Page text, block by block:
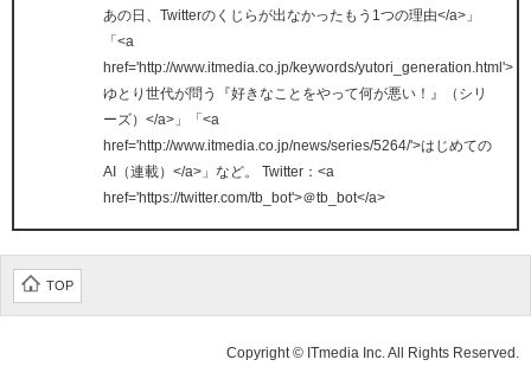
あの日、Twitterのくじらが出なかったもう1つの理由</a>」
「<a
href='http://www.itmedia.co.jp/keywords/yutori_generation.html'>
ゆとり世代が問う『好きなことをやって何が悪い！』（シリ
ーズ）</a>」「<a
href='http://www.itmedia.co.jp/news/series/5264/'>はじめての
AI（連載）</a>」など。 Twitter：<a
href='https://twitter.com/tb_bot'>＠tb_bot</a>
TOP
Copyright © ITmedia Inc. All Rights Reserved.